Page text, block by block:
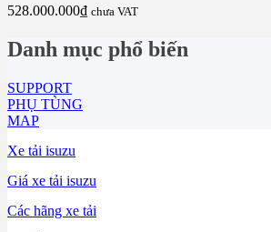
528.000.000₫ chưa VAT
Danh mục phổ biến
SUPPORT
PHỤ TÙNG
MAP
Xe tải isuzu
Giá xe tải isuzu
Các hãng xe tải